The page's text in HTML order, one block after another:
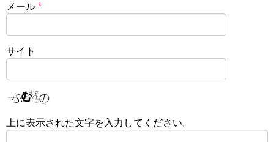
メール *
サイト
上に表示された文字を入力してください。